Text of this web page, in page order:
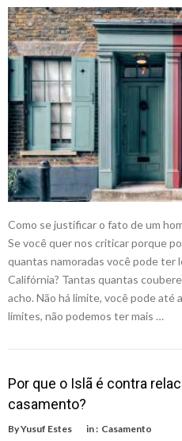
Como se justificar o fato de um
Se você quer nos criticar porque
quantas namoradas você pode ter
Califórnia? Tantas quantas
acho. Não há limite, você pode até
limites, não podemos ter mais …
Por que o Islã é contra
casamento?
ByYusuf Estes in : Casamento